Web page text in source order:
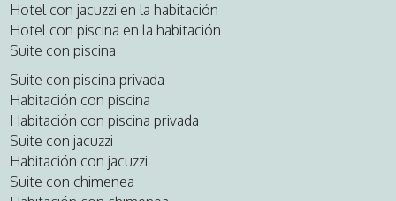
Hotel con jacuzzi en la habitación
Hotel con piscina en la habitación
Suite con piscina
Suite con piscina privada
Habitación con piscina
Habitación con piscina privada
Suite con jacuzzi
Habitación con jacuzzi
Suite con chimenea